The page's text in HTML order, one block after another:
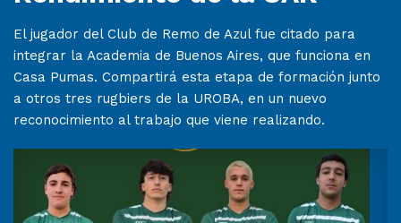
El jugador del Club de Remo de Azul fue citado para
integrar la Academia de Buenos Aires, que funciona en
Casa Pumas. Compartirá esta etapa de formación junto
a otros tres rugbiers de la UROBA, en un nuevo
reconocimiento al trabajo que viene realizando.